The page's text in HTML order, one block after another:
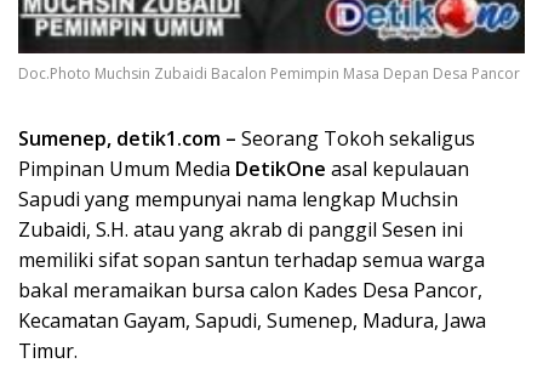
Doc.Photo Muchsin Zubaidi Bacalon Pemimpin Masa Depan Desa Pancor
Sumenep, detik1.com – Seorang Tokoh sekaligus
Pimpinan Umum Media DetikOne asal kepulauan
Sapudi yang mempunyai nama lengkap Muchsin
Zubaidi, S.H. atau yang akrab di panggil Sesen ini
memiliki sifat sopan santun terhadap semua warga
bakal meramaikan bursa calon Kades Desa Pancor,
Kecamatan Gayam, Sapudi, Sumenep, Madura, Jawa
Timur.